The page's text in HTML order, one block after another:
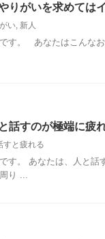
りがいを求めては
い, 新人
す。 あなたはこんな
話すのが極端に疲
すと疲れる
す。 あなたは、人と話
り ...